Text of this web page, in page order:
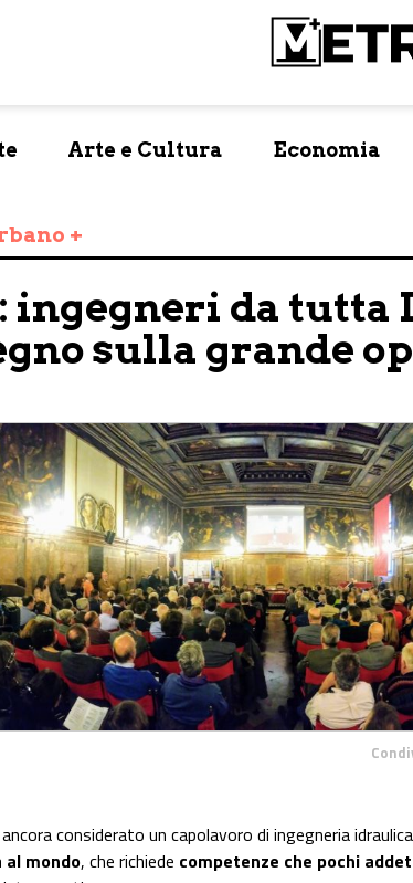
Arte e Cultura Economia
+
ingegneri da tutta
sulla grande
considerato un capolavoro di ingegneria
al mondo, che richiede competenze che pochi